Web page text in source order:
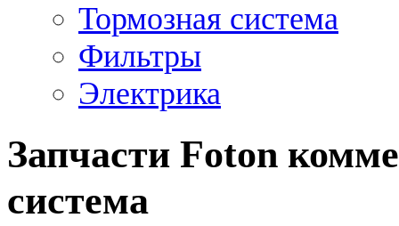
Тормозная система
Фильтры
Электрика
Запчасти Foton
система